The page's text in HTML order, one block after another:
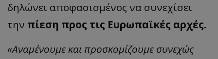
δηλώνει αποφασισμένος να συνεχίσει
την πίεση προς τις Ευρωπαϊκές αρχές.
«Αναμένουμε και προσκομίζουμε συνεχώς